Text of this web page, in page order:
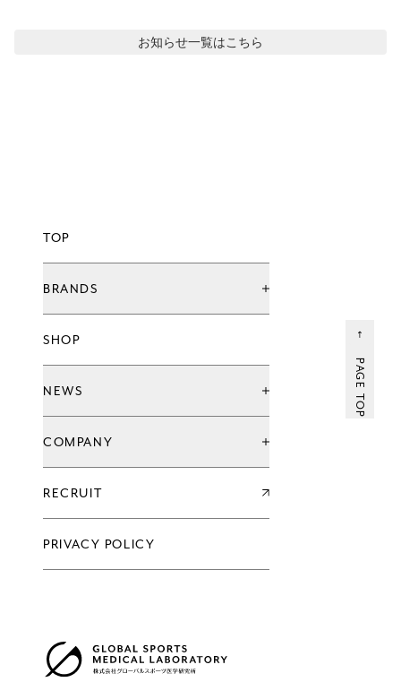
お知らせ一覧はこちら
TOP
BRANDS
ブランド一覧
グローバル治療院ブランド
てもみんブランド
ウェルネススタジオ
SHOP
NEWS
お知らせ
キャンペーン
新店情報
COMPANY
会社情報一覧
企業理念
代表メッセージ
沿革
RECRUIT
PRIVACY POLICY
PAGE TOP